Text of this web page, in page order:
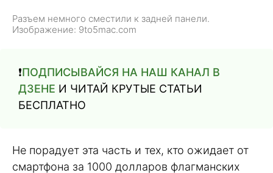
Разъем немного сместили к задней панели.
Изображение: 9to5mac.com
❗️ПОДПИСЫВАЙСЯ НА НАШ КАНАЛ В
ДЗЕНЕ И ЧИТАЙ КРУТЫЕ СТАТЬИ
БЕСПЛАТНО
Не порадует эта часть и тех, кто ожидает от
смартфона за 1000 долларов флагманских